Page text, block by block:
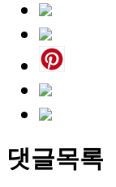
댓글목록